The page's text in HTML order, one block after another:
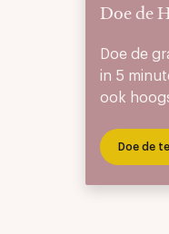
Doe de
Doe de
in 5
ook
Doe de